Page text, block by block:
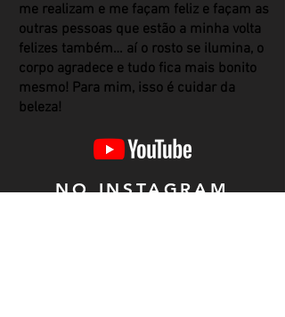
me realizam e me façam feliz e façam as
outras pessoas que estão a minha volta
felizes também… aí o rosto se ilumina, o
corpo agradece e tudo fica mais bonito
mesmo! Para mim, isso é cuidar da
beleza!
NO INSTAGRAM